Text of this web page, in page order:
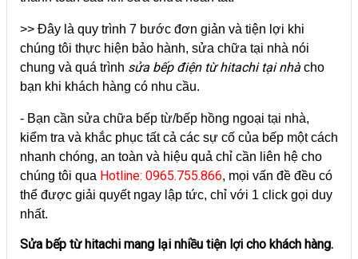
>> Đây là quy trình 7 bước đơn giản và tiện lợi khi
chúng tôi thực hiện bảo hành, sửa chữa tại nhà nói
chung và quá trình sửa bếp điện từ hitachi tại nhà cho
bạn khi khách hàng có nhu cầu.
- Bạn cần sửa chữa bếp từ/bếp hồng ngoại tại nhà,
kiểm tra và khắc phục tất cả các sự cố của bếp một cách
nhanh chóng, an toàn và hiệu quả chỉ cần liên hệ cho
chúng tôi qua Hotline: 0965.755.866, mọi vấn đề đều có
thể được giải quyết ngay lập tức, chỉ với 1 click gọi duy
nhất.
Sửa bếp từ hitachi mang lại nhiều tiện lợi cho khách hàng.